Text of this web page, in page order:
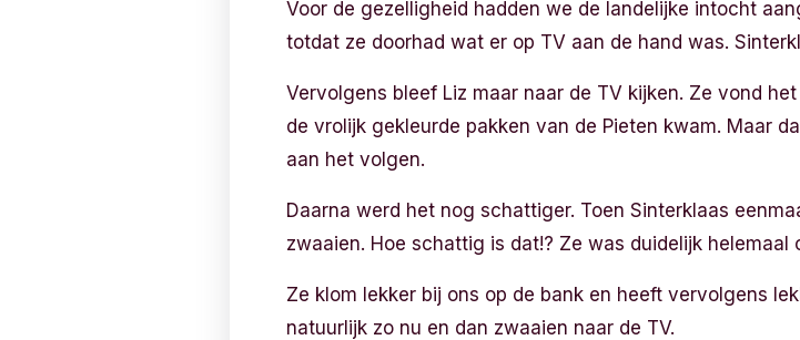
Voor de gezelligheid hadden we de landelijke intocht
totdat ze doorhad wat er op TV aan de hand was.
Vervolgens bleef Liz maar naar de TV kijken. Ze vond
de vrolijk gekleurde pakken van de Pieten kwam. Maar
aan het volgen.
Daarna werd het nog schattiger. Toen Sinterklaas
zwaaien. Hoe schattig is dat!? Ze was duidelijk helemaal
Ze klom lekker bij ons op de bank en heeft vervolgens
natuurlijk zo nu en dan zwaaien naar de TV.